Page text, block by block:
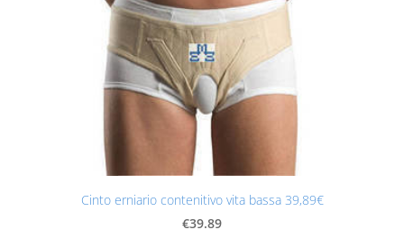
Cinto erniario contenitivo vita bassa 39,89€
€39.89